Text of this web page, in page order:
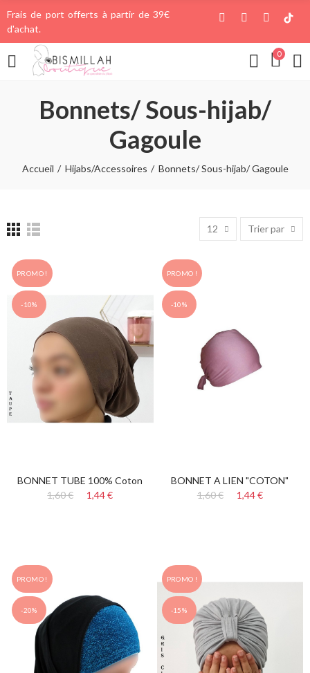
Frais de port offerts à partir de 39€
d'achat.
0
Bonnets/ Sous-hijab/
Gagoule
Accueil Hijabs/Accessoires Bonnets/ Sous-hijab/ Gagoule
12 Trier par
PROMO !
-10%
BONNET TUBE 100% Coton
1,60 €
1,44 €
PROMO !
-10%
BONNET A LIEN "COTON"
1,60 €
1,44 €
PROMO !
-20%
PROMO !
-15%